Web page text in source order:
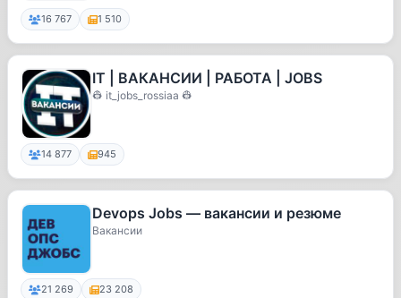
16 767 1 510
IT | ВАКАНСИИ | РАБОТА | JOBS
👷 it_jobs_rossiaa 👷
14 877 945
Devops Jobs — вакансии и резюме
Вакансии
21 269 23 208